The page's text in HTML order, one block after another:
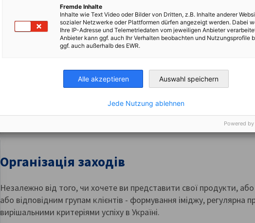
справу та увійти в український бізнес.
Виставковий бізнес
Організація заходів
Незалежно від того, чи хочете ви представити свої продукти,
або відповідним групам клієнтів - формування іміджу, регулярна
вирішальними критеріями успіху в Україні.
Fremde Inhalte
Inhalte wie Text Video oder Bilder von Dritten, z.B. Inhalte anderer
sozialer Netzwerke oder Plattformen dürfen angezeigt werden. Dabei
Ihre IP-Adresse und Telemetriedaten vom jeweiligen Anbieter
Anbieter kann ggf. auch Ihr Verhalten beobachten und Nutzungsprofile
ggf. auch außerhalb des EWR.
Alle akzeptieren Auswahl speichern
Jede Nutzung ablehnen
Powered by